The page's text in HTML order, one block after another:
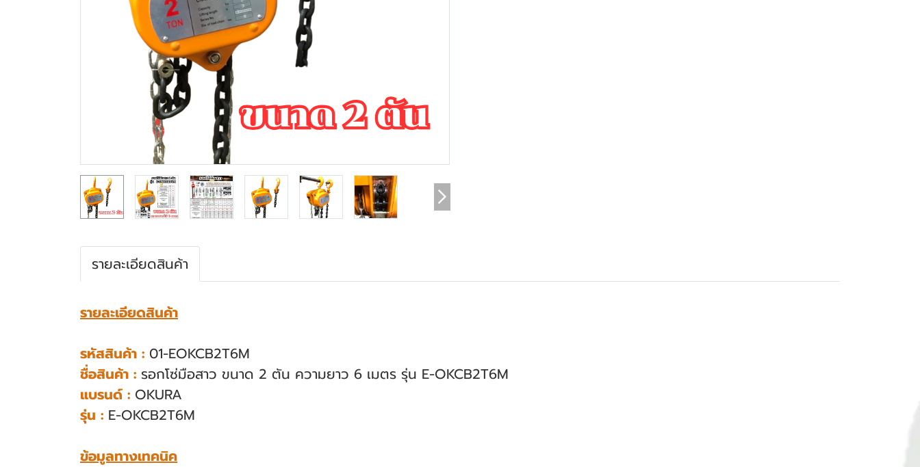
รายละเอียดสินค้า
รายละเอียดสินค้า
รหัสสินค้า : 01-EOKCB2T6M
ชื่อสินค้า : รอกโซ่มือสาว ขนาด 2 ตัน ความยาว 6 เมตร รุ่น E-OKCB2T6M
แบรนด์ : OKURA
รุ่น : E-OKCB2T6M
ข้อมูลทางเทคนิค